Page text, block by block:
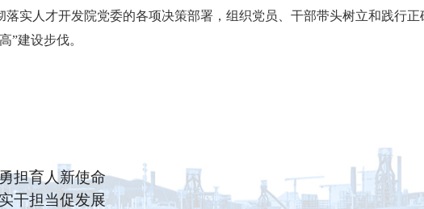
落实人才开发院党委的各项决策部署，组织党员、干部带头树立和践行
”建设步伐。
担育人新使命
干担当促发展